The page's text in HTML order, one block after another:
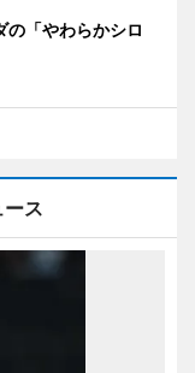
の「やわらかシロ
ス